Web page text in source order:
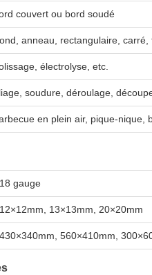
couvert ou bord soudé
anneau, rectangulaire,
électrolyse, etc.
soudure, déroulage,
en plein air, pique-nique,
18 gauge
12×12mm, 13×13mm, 20×20mm
430×340mm, 560×410mm,